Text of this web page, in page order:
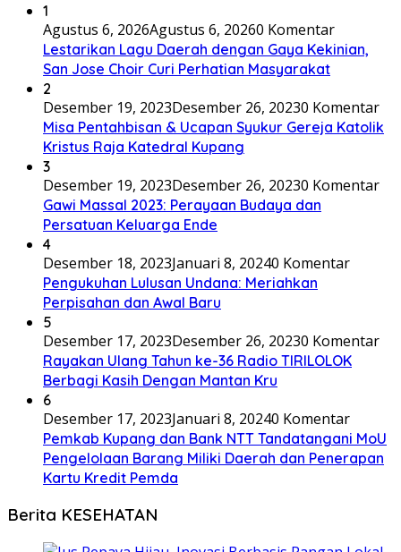
1
Agustus 6, 2026Agustus 6, 20260 Komentar
Lestarikan Lagu Daerah dengan Gaya Kekinian,
San Jose Choir Curi Perhatian Masyarakat
2
Desember 19, 2023Desember 26, 20230 Komentar
Misa Pentahbisan & Ucapan Syukur Gereja Katolik
Kristus Raja Katedral Kupang
3
Desember 19, 2023Desember 26, 20230 Komentar
Gawi Massal 2023: Perayaan Budaya dan
Persatuan Keluarga Ende
4
Desember 18, 2023Januari 8, 20240 Komentar
Pengukuhan Lulusan Undana: Meriahkan
Perpisahan dan Awal Baru
5
Desember 17, 2023Desember 26, 20230 Komentar
Rayakan Ulang Tahun ke-36 Radio TIRILOLOK
Berbagi Kasih Dengan Mantan Kru
6
Desember 17, 2023Januari 8, 20240 Komentar
Pemkab Kupang dan Bank NTT Tandatangani MoU
Pengelolaan Barang Miliki Daerah dan Penerapan
Kartu Kredit Pemda
Berita KESEHATAN